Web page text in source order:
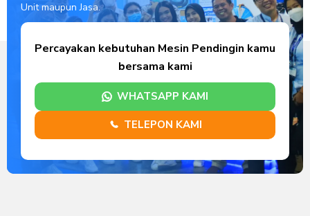
Unit maupun Jasa.
Percayakan kebutuhan Mesin Pendingin kamu
bersama kami
WHATSAPP KAMI
TELEPON KAMI